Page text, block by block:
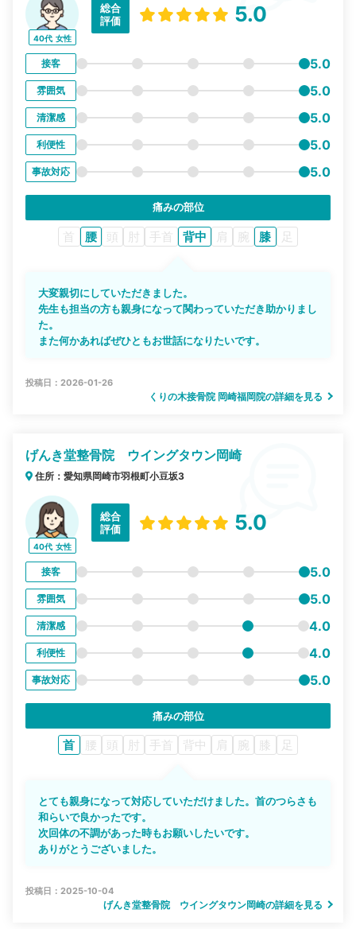
40代 女性
総合
評価
5.0
接客 5.0
雰囲気 5.0
清潔感 5.0
利便性 5.0
事故対応 5.0
痛みの部位
首 腰 頭 肘 手首 背中 肩 腕 膝 足
大変親切にしていただきました。
先生も担当の方も親身になって関わっていただき助かりまし
た。
また何かあればぜひともお世話になりたいです。
投稿日：2026-01-26
くりの木接骨院 岡崎福岡院の詳細を見る
げんき堂整骨院 ウイングタウン岡崎
住所：愛知県岡崎市羽根町小豆坂3
40代 女性
総合
評価
5.0
接客 5.0
雰囲気 5.0
清潔感 4.0
利便性 4.0
事故対応 5.0
痛みの部位
首 腰 頭 肘 手首 背中 肩 腕 膝 足
とても親身になって対応していただけました。首のつらさも
和らいで良かったです。
次回体の不調があった時もお願いしたいです。
ありがとうございました。
投稿日：2025-10-04
げんき堂整骨院 ウイングタウン岡崎の詳細を見る